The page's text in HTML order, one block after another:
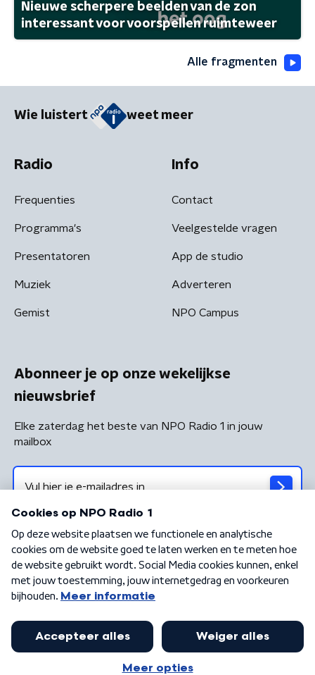
Nieuwe scherpere beelden van de zon
interessant voor voorspellen ruimteweer
Alle fragmenten
Wie luistert weet meer
Radio
Frequenties
Programma's
Presentatoren
Muziek
Gemist
Info
Contact
Veelgestelde vragen
App de studio
Adverteren
NPO Campus
Abonneer je op onze wekelijkse
nieuwsbrief
Elke zaterdag het beste van NPO Radio 1 in jouw
mailbox
Algemene voorwaarden